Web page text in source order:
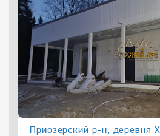
Приозерский р-н, деревня